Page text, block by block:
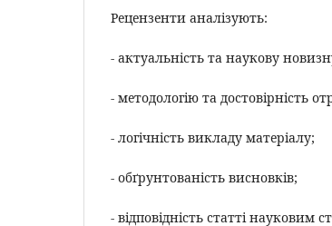
Рецензенти аналізують:
- актуальність та наукову
- методологію та достовірність
- логічність викладу матеріалу;
- обґрунтованість висновків;
- відповідність статті науковим